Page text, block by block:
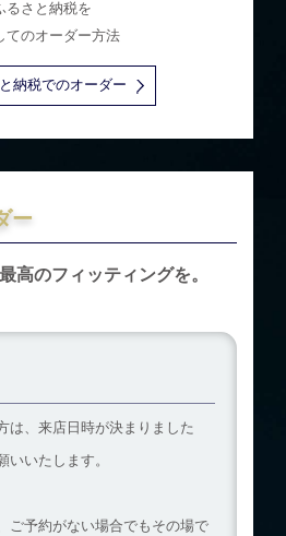
るさと納税を
てのオーダー方法
納税でのオーダー
ー
高のフィッティングを。
は、来店日時が決まりました
いいたします。
ご予約がない場合でもその場で